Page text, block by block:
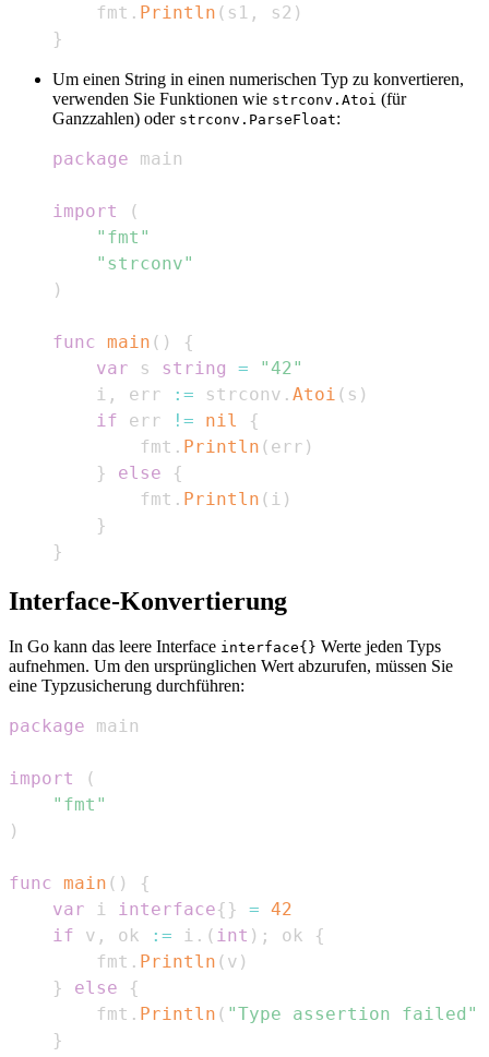
    fmt
. Println ( s1 , s2 )
}
Um einen String in einen numerischen Typ zu konvertieren,
verwenden Sie Funktionen wie strconv.Atoi (für
Ganzzahlen) oder strconv.ParseFloat:
package
import
(
"fmt"
"strconv"
)
func main ( )
{
var s string =
"42"
    i
, err := strconv . Atoi ( s )
if err != nil
{
        fmt
. Println ( err )
}
else
{
        fmt
. Println ( i )
}
}
Interface-Konvertierung
In Go kann das leere Interface interface{} Werte jeden Typs
aufnehmen. Um den ursprünglichen Wert abzurufen, müssen Sie
eine Typzusicherung durchführen:
package
import
(
"fmt"
)
func main ( )
{
var i interface{ } = 42
if v , ok := i . ( int ) ; ok
{
		fmt
. Println ( v )
}
else
{
		fmt
. Println ( "Type assertion failed"
}